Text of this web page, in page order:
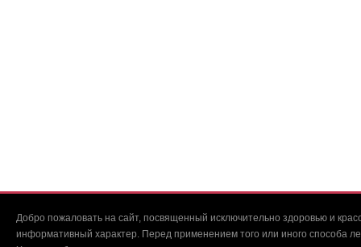
Добро пожаловать на сайт, посвященный исключительно здоровью и
информативный характер. Перед применением того или иного способа